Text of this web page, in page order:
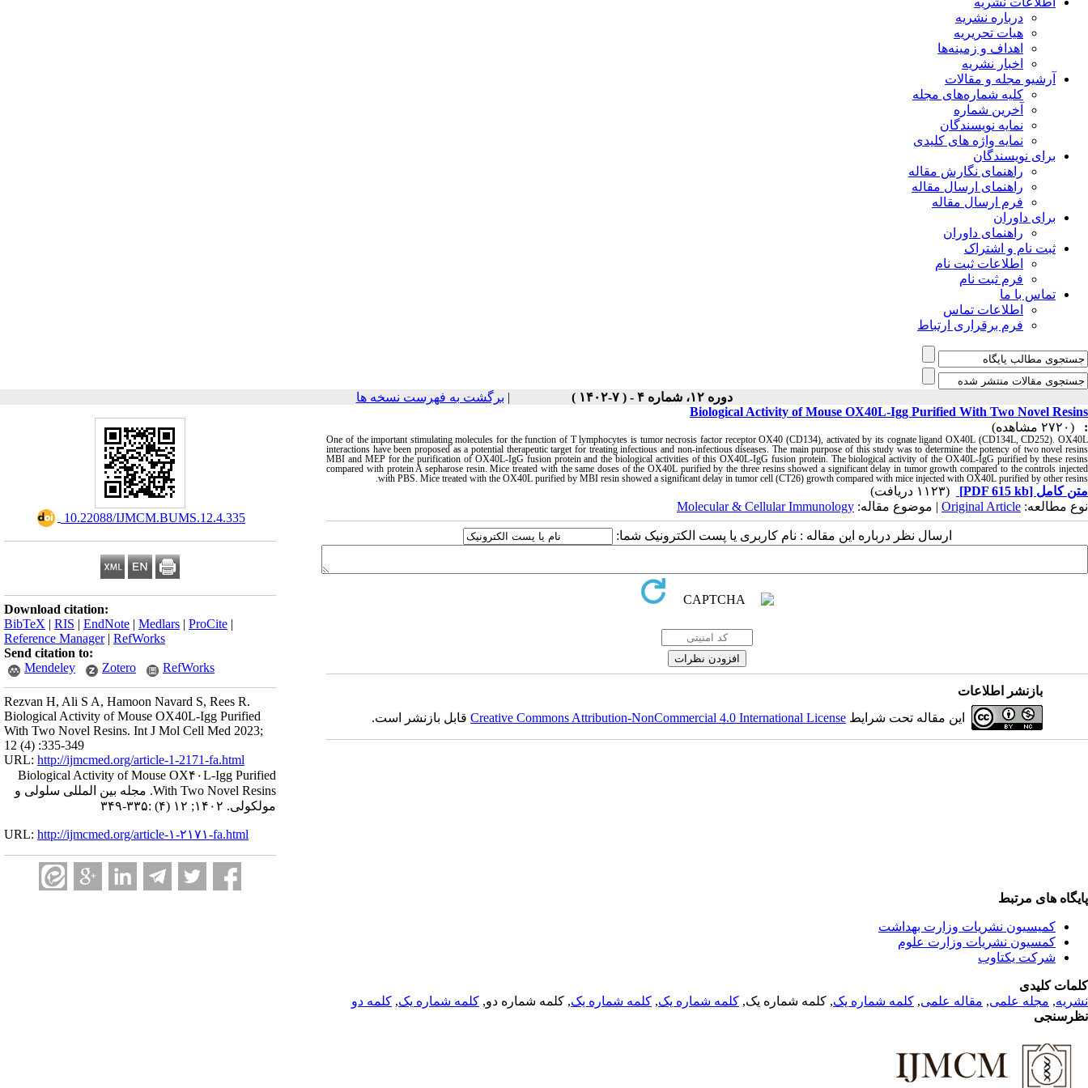
درباره نشریه
هیات تحریریه
اهداف و زمینه‌ها
اخبار نشریه
آرشیو مجله و مقالات
کلیه شماره‌های مجله
آخرین شماره
نمایه نویسندگان
نمایه واژه های کلیدی
برای نویسندگان
راهنمای نگارش مقاله
راهنمای ارسال مقاله
فرم ارسال مقاله
برای داوران
راهنمای داوران
ثبت نام و اشتراک
اطلاعات ثبت نام
فرم ثبت نام
تماس با ما
اطلاعات تماس
فرم برقراری ارتباط
دوره ۱۲، شماره ۴ - ( ۷-۱۴۰۲ ) | برگشت به فهرست نسخه ها
‎ 10.22088/IJMCM.BUMS.12.4.335
Download citation:
BibTeX | RIS | EndNote | Medlars | ProCite |
Reference Manager| RefWorks
Send citation to:
Mendeley
Zotero RefWorks
Rezvan H, Ali S A, Hamoon Navard S, Rees R.
Biological Activity of Mouse OX40L-Igg Purified
With Two Novel Resins. Int J Mol Cell Med 2023;
12 (4) :335-349
URL: http://ijmcmed.org/article-1-2171-fa.html
Biological Activity of Mouse OX۴۰L-Igg Purified
With Two Novel Resins. مجله بین المللی سلولی و
مولکولی. ۱۴۰۲; ۱۲ (۴) :۳۳۵-۳۴۹
URL: http://ijmcmed.org/article-۱-۲۱۷۱-fa.html
Biological Activity of Mouse OX40L-Igg Purified With Two Novel Resins
:
(۲۷۲۰ مشاهده)
One of the important stimulating molecules for the function of T lymphocytes is tumor necrosis factor receptor OX40 (CD134), activated by its cognate ligand OX40L (CD134L, CD252). OX40L
interactions have been proposed as a potential therapeutic target for treating infectious and non-infectious diseases. The main purpose of this study was to determine the potency of two novel resins
MBI and MEP for the purification of OX40L-IgG fusion protein and the biological activities of this OX40L-IgG fusion protein. The biological activity of the OX40L-IgG purified by these resins
compared with protein A sepharose resin. Mice treated with the same doses of the OX40L purified by the three resins showed a significant delay in tumor growth compared to the controls injected
with PBS. Mice treated with the OX40L purified by MBI resin showed a significant delay in tumor cell (CT26) growth compared with mice injected with OX40L purified by other resins
.
متن کامل [PDF 615 kb]
(۱۱۲۳ دریافت)
نوع مطالعه: Original Article | موضوع مقاله: Molecular & Cellular Immunology
ارسال نظر درباره این مقاله : نام کاربری یا پست الکترونیک شما:
بازنشر اطلاعات
این مقاله تحت شرایط Creative Commons Attribution-NonCommercial 4.0 International Licenseقابل بازنشر است.
پایگاه های مرتبط
کمیسیون نشریات وزارت بهداشت
کمسیون نشریات وزارت علوم
شرکت یکتاوب
کلمات کلیدی
نشریه, مجله علمی, مقاله علمی, کلمه شماره یک, کلمه شماره یک, کلمه شماره یک, کلمه شماره یک, کلمه شماره دو, کلمه شماره یک, کلمه دو
نظرسنجی